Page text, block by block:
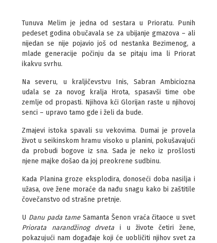
Tunuva Melim je jedna od sestara u Prioratu. Punih
pedeset godina obučavala se za ubijanje gmazova – ali
nijedan se nije pojavio još od nestanka Bezimenog, a
mlade generacije počinju da se pitaju ima li Priorat
ikakvu svrhu.
Na severu, u kraljičevstvu Inis, Sabran Ambiciozna
udala se za novog kralja Hrota, spasavši time obe
zemlje od propasti. Njihova kći Glorijan raste u njihovoj
senci – upravo tamo gde i želi da bude.
Zmajevi istoka spavali su vekovima. Dumai je provela
život u seikinskom hramu visoko u planini, pokušavajući
da probudi bogove iz sna. Sada je neko iz prošlosti
njene majke došao da joj preokrene sudbinu.
Kada Planina groze eksplodira, donoseći doba nasilja i
užasa, ove žene moraće da nađu snagu kako bi zaštitile
čovečanstvo od strašne pretnje.
U Danu pada tame Samanta Šenon vraća čitaoce u svet
Priorata narandžinog drveta i u živote četiri žene,
pokazujući nam događaje koji će uobličiti njihov svet za